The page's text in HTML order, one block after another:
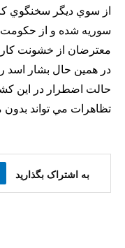
از سوي ديگر سخنگوي
سوريه شده و از حكومت
معترضان از خشونت كار
در همين حال بشار اسد
حالت اضطرار در اين
تظاهرات مي تواند
به اشتراک بگذارید